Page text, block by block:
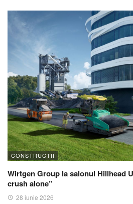
CONSTRUCTII
Wirtgen Group la salonul Hillhead
crush alone”
28 iunie 2026